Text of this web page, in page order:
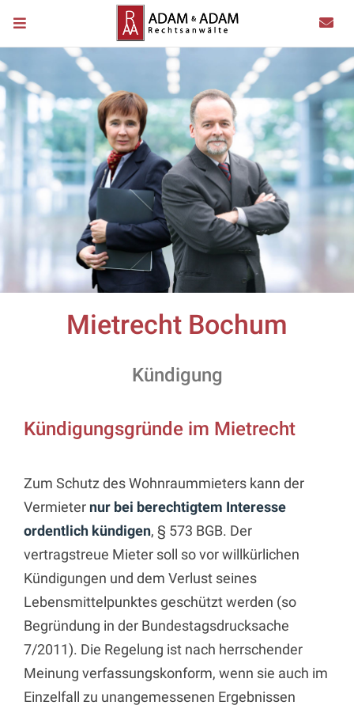
Mietrecht Bochum
Kündigung
Kündigungsgründe im Mietrecht
Zum Schutz des Wohnraummieters kann der
Vermieter nur bei berechtigtem Interesse
ordentlich kündigen, § 573 BGB. Der
vertragstreue Mieter soll so vor willkürlichen
Kündigungen und dem Verlust seines
Lebensmittelpunktes geschützt werden (so
Begründung in der Bundestagsdrucksache
7/2011). Die Regelung ist nach herrschender
Meinung verfassungskonform, wenn sie auch im
Einzelfall zu unangemessenen Ergebnissen